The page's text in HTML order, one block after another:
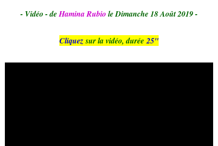
- Vidéo - deHamina Rubio le Dimanche 18 Août 2019 -
Cliquezsur la vidéo, durée25"